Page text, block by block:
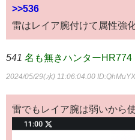
>>536
雷はレイア腕付けて属性強
541 名も無きハンターHR774
2024/05/29(水) 11:06:04.00
雷でもレイア腕は弱いから